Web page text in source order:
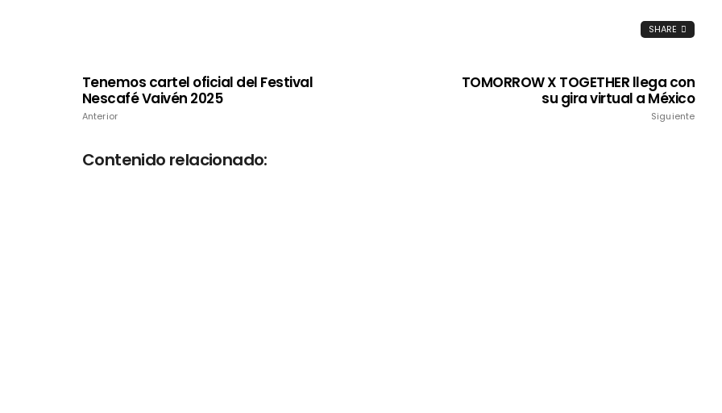
SHARE
Tenemos cartel oficial del Festival
Nescafé Vaivén 2025
Anterior
TOMORROW X TOGETHER llega con
su gira virtual a México
Siguiente
Contenido relacionado: